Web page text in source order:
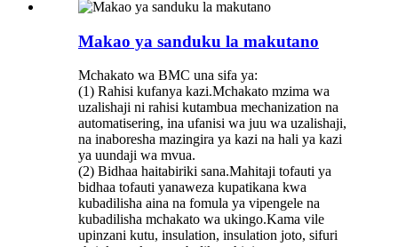
Makao ya sanduku la makutano
Mchakato wa BMC una sifa ya:
(1) Rahisi kufanya kazi.Mchakato mzima wa
uzalishaji ni rahisi kutambua mechanization na
automatisering, ina ufanisi wa juu wa uzalishaji,
na inaboresha mazingira ya kazi na hali ya kazi
ya uundaji wa mvua.
(2) Bidhaa haitabiriki sana.Mahitaji tofauti ya
bidhaa tofauti yanaweza kupatikana kwa
kubadilisha aina na fomula ya vipengele na
kubadilisha mchakato wa ukingo.Kama vile
upinzani kutu, insulation, insulation joto, sifuri